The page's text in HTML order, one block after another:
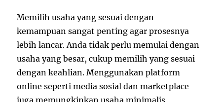
Memilih usaha yang sesuai dengan
kemampuan sangat penting agar prosesnya
lebih lancar. Anda tidak perlu memulai dengan
usaha yang besar, cukup memilih yang sesuai
dengan keahlian. Menggunakan platform
online seperti media sosial dan marketplace
juga memungkinkan usaha minimalis